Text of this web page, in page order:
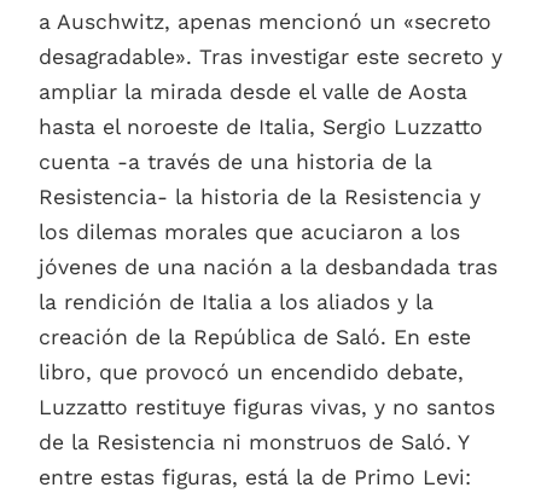
a Auschwitz, apenas mencionó un «secreto
desagradable». Tras investigar este secreto y
ampliar la mirada desde el valle de Aosta
hasta el noroeste de Italia, Sergio Luzzatto
cuenta -a través de una historia de la
Resistencia- la historia de la Resistencia y
los dilemas morales que acuciaron a los
jóvenes de una nación a la desbandada tras
la rendición de Italia a los aliados y la
creación de la República de Saló. En este
libro, que provocó un encendido debate,
Luzzatto restituye figuras vivas, y no santos
de la Resistencia ni monstruos de Saló. Y
entre estas figuras, está la de Primo Levi: